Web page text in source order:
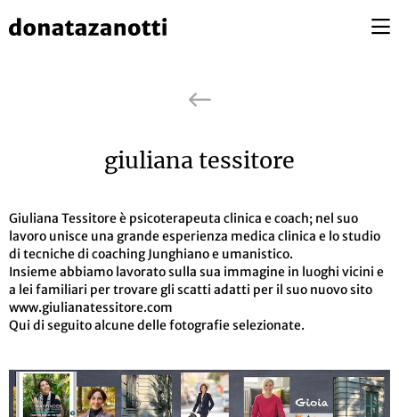
giuliana tessitore
Giuliana Tessitore è psicoterapeuta clinica e coach; nel suo
lavoro unisce una grande esperienza medica clinica e lo studio
di tecniche di coaching Junghiano e umanistico.
Insieme abbiamo lavorato sulla sua immagine in luoghi vicini e
a lei familiari per trovare gli scatti adatti per il suo nuovo sito
www.giulianatessitore.com
Qui di seguito alcune delle fotografie selezionate.